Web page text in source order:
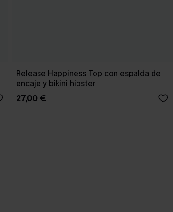
Release Happiness Top con espalda de
encaje y bikini hipster
27,00 €